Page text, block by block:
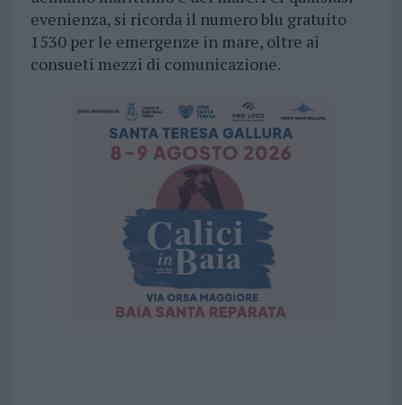
evenienza, si ricorda il numero blu gratuito
1530 per le emergenze in mare, oltre ai
consueti mezzi di comunicazione.